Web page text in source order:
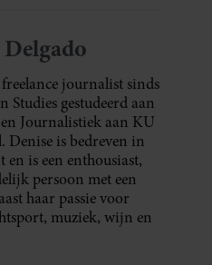
journalist sinds
Studies gestudeerd aan
Journalistiek aan KU
Denise is bedreven in
en is een enthousiast,
persoon met een
haar passie voor
muziek, wijn en